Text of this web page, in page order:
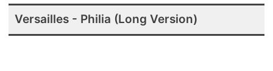
Versailles - Philia (Long Version)